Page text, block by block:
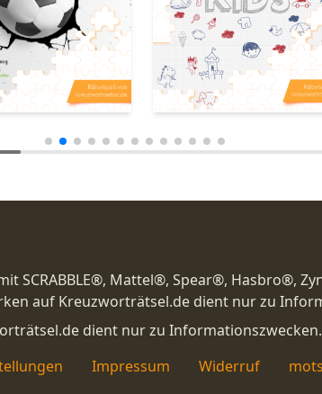
SCRABBLE®, Mattel®, Spear®, Hasbro®,
auf Kreuzworträtsel.de dient nur zu
dient nur zu Informationszwecken.
Impressum Widerruf